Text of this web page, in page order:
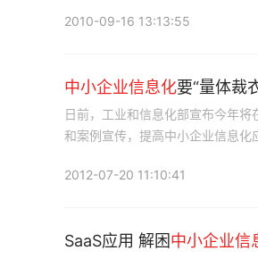
2010-09-16 13:13:55
中小企业信息化要“量体裁
日前，工业和信息化部宣布今年
和案例宣传，提高中小企业信息化
2012-07-20 11:10:41
SaaS应用 解困中小企业信